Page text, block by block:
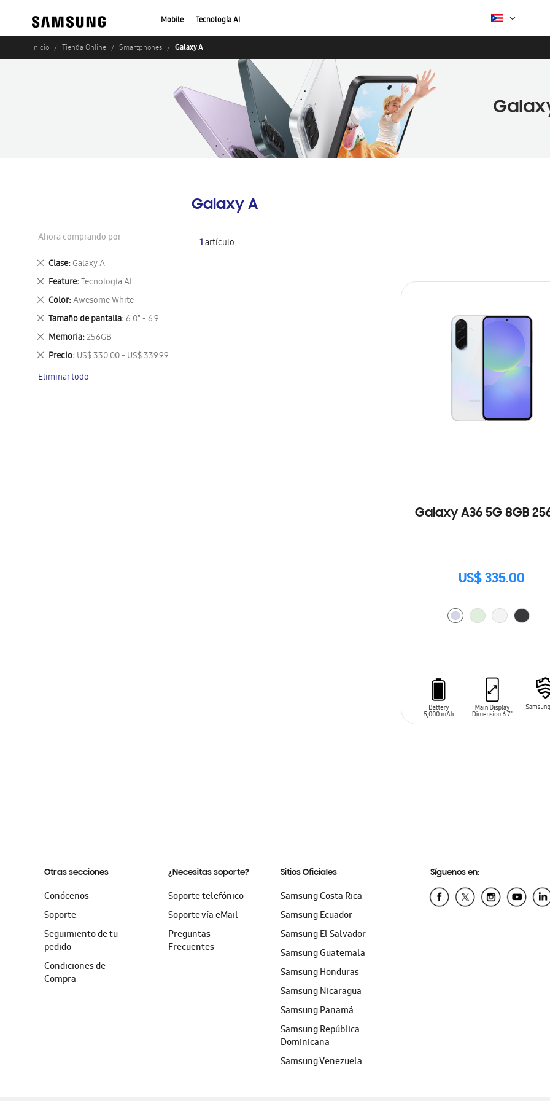
Mobile Tecnología AI
Inicio Tienda Online Smartphones Galaxy A
Galaxy A
1artículo
Galaxy A36 5G 8GB
US$ 335.00
Ahora comprando por
Clase Galaxy A
Eliminar
este
artículo
Feature Tecnología AI
Eliminar
este
artículo
Color Awesome White
Eliminar
este
artículo
Tamaño de pantalla 6.0" - 6.9"
Eliminar
este
artículo
Memoria 256GB
Eliminar
este
artículo
Precio US$ 330.00 - US$ 339.99
Eliminar
artículo
Eliminar todo
Otras secciones
Conócenos
Soporte
Seguimiento de tu
pedido
Condiciones de
Compra
¿Necesitas soporte?
Soporte telefónico
Soporte vía eMail
Preguntas
Frecuentes
Sitios Oficiales
Samsung Costa Rica
Samsung Ecuador
Samsung El Salvador
Samsung Guatemala
Samsung Honduras
Samsung Nicaragua
Samsung Panamá
Samsung República
Dominicana
Samsung Venezuela
Síguenos en: